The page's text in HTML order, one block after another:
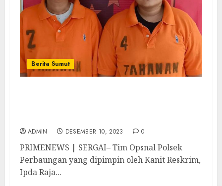
Berita Sumut
ADMIN DESEMBER 10, 2023 0
PRIMENEWS | SERGAI– Tim Opsnal Polsek
Perbaungan yang dipimpin oleh Kanit Reskrim,
Ipda Raja...